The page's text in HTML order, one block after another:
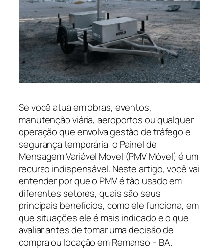
Se você atua em obras, eventos,
manutenção viária, aeroportos ou qualquer
operação que envolva gestão de tráfego e
segurança temporária, o Painel de
Mensagem Variável Móvel (PMV Móvel) é um
recurso indispensável. Neste artigo, você vai
entender por que o PMV é tão usado em
diferentes setores, quais são seus
principais benefícios, como ele funciona, em
que situações ele é mais indicado e o que
avaliar antes de tomar uma decisão de
compra ou locação em Remanso – BA.